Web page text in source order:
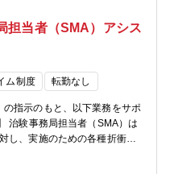
担当者（SMA）アシス
ム制度 転勤なし
指示のもと、以下業務をサポ
し、実施のための各種折衝や
。 ■治験実施施設の医師への